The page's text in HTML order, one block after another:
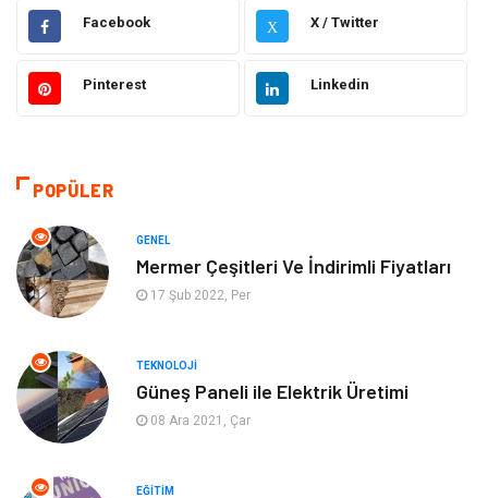
Makine Ulaşım ve Taşımacılık
Gıda Alışveriş
Gündem
Otomotiv
Yapı İnşaat
Tatil Emlak
Facebook X X / Twitter
Pinterest Linkedin
POPÜLER
GENEL
Mermer Çeşitleri Ve İndirimli Fiyatları
17 Şub 2022, Per
TEKNOLOJI
Güneş Paneli ile Elektrik Üretimi
08 Ara 2021, Çar
EĞITIM